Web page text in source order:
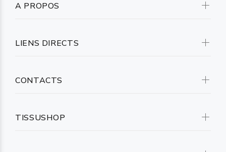
A PROPOS
LIENS DIRECTS
CONTACTS
TISSUSHOP